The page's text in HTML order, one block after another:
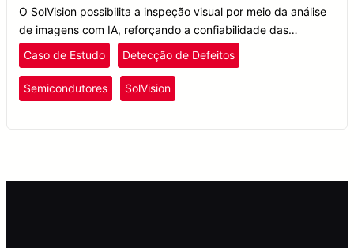
O SolVision possibilita a inspeção visual por meio da análise
de imagens com IA, reforçando a confiabilidade das
informações de deslocamento e ângulo para reconhecer
produtos defeituosos e erros no processo de fixação de
chips.
Caso de Estudo Detecção de Defeitos
Semicondutores SolVision